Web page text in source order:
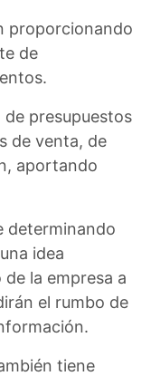
proporcionando
de
presupuestos
de venta, de
aportando
determinando
idea
la empresa a
el rumbo de
tiene